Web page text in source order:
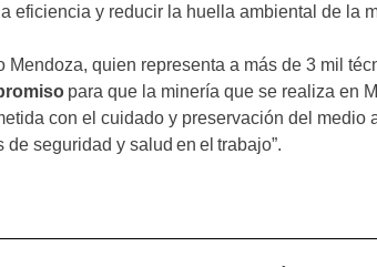
eficiencia y reducir la huella ambiental de la
Mendoza, quien representa a más de 3 mil
para que la minería que se realiza en
con el cuidado y preservación del medio
de seguridad y salud en el trabajo”.